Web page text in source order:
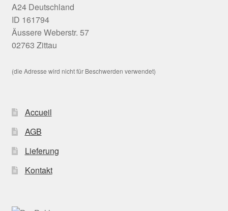
A24 Deutschland
ID 161794
Äussere Weberstr. 57
02763 Zittau
(die Adresse wird nicht für Beschwerden verwendet)
Accueil
AGB
Lieferung
Kontakt